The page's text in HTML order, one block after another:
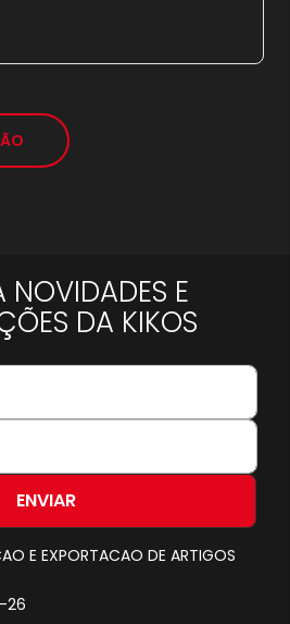
NOVIDADES E
DA KIKOS
ENVIAR
E EXPORTACAO DE ARTIGOS
26